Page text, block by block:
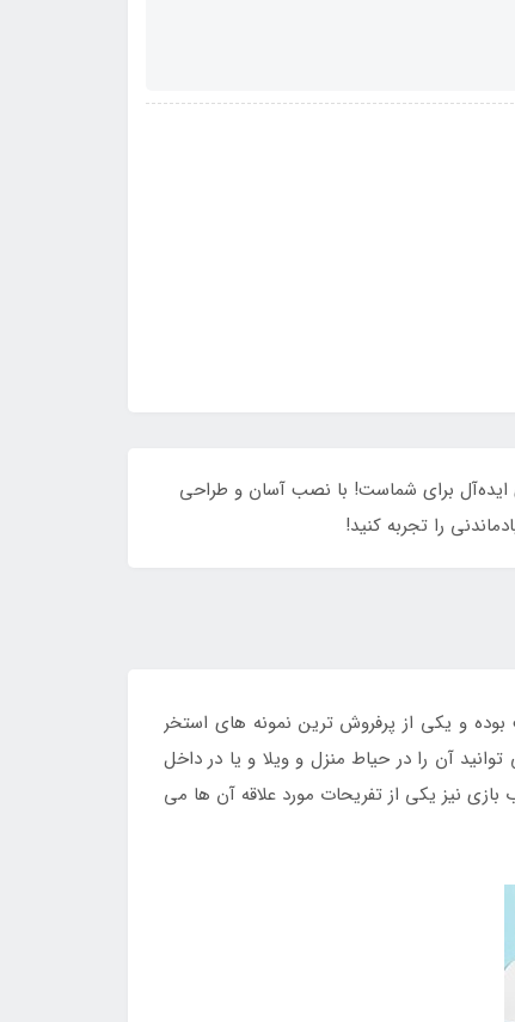
ایده‌آل برای شماست! با نصب آسان و طراحی
را تجربه کنید!
و یکی از پرفروش ترین نمونه های استخر
آن را در حیاط منزل و ویلا و یا در داخل
نیز یکی از تفریحات مورد علاقه آن ها می